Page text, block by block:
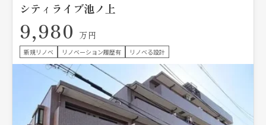
シティライブ池ノ上
9,980 万円
新規リノベ リノベーション履歴有 リノベる設計